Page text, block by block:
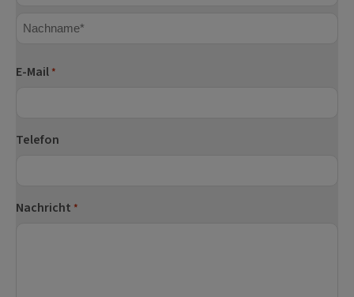
E-Mail *
Telefon
Nachricht *